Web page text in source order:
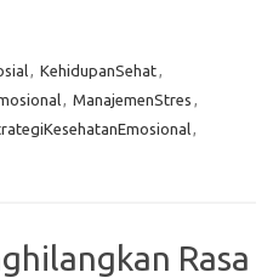
, KehidupanSehat,
, ManajemenStres ,
,
Rasa